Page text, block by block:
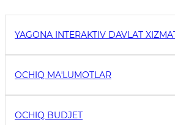
YAGONA INTERAKTIV DAVLAT
OCHIQ MAʼLUMOTLAR
OCHIQ BUDJET